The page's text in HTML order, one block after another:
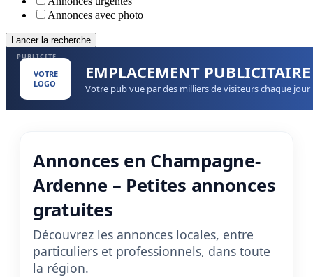
Annonces avec photo
PUBLICITE
VOTRE
LOGO
EMPLACEMENT PUBLICITAIRE
Votre pub vue par des milliers de visiteurs chaque jour
Annonces en Champagne-
Ardenne – Petites annonces
gratuites
Découvrez les annonces locales, entre
particuliers et professionnels, dans toute
la région.